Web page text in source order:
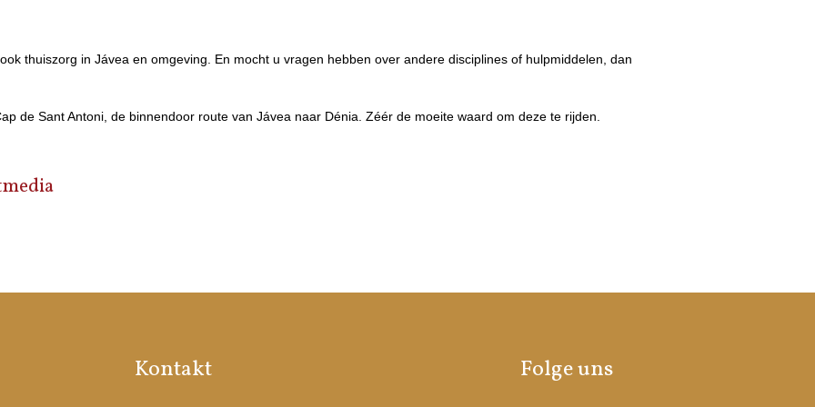
thuiszorg in Jávea en omgeving. En mocht u vragen hebben over andere disciplines of hulpmiddelen, dan
de Sant Antoni, de binnendoor route van Jávea naar Dénia. Zéér de moeite waard om deze te rijden.
Kontakt Folge uns